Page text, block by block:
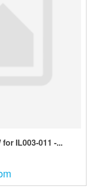
IL003-011 -...